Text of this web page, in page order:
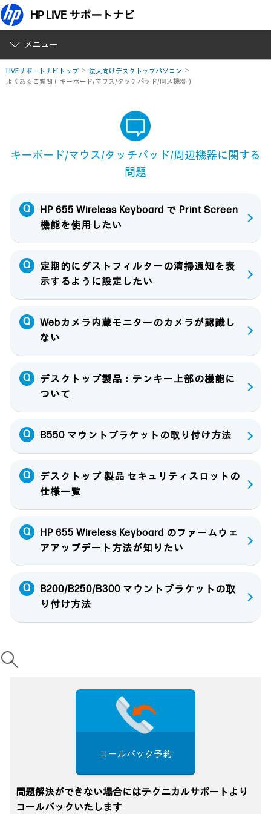
HP LIVE サポートナビ
メニュー
LIVEサポートナビトップ
法人向けデスクトップパソコン
よくあるご質問（キーボード/マウス/タッチパッド/周辺機器）
キーボード/マウス/タッチパッド/周辺機器に関する
問題
HP 655 Wireless Keyboard で Print Screen
機能を使用したい
定期的にダストフィルターの清掃通知を表
示するように設定したい
Webカメラ内蔵モニターのカメラが認識し
ない
デスクトップ製品：テンキー上部の機能に
ついて
B550 マウントブラケットの取り付け方法
デスクトップ 製品 セキュリティスロットの
仕様一覧
HP 655 Wireless Keyboard のファームウェ
アアップデート方法が知りたい
B200/B250/B300 マウントブラケットの取
り付け方法
コールバック予約
問題解決ができない場合にはテクニカルサポートより
コールバックいたします